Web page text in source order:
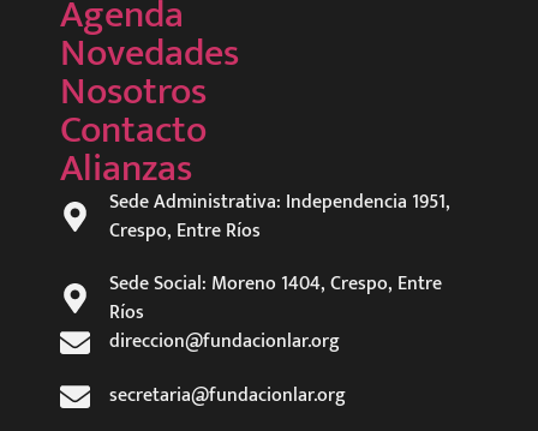
Agenda
Novedades
Nosotros
Contacto
Alianzas
Sede Administrativa: Independencia 1951,
Crespo, Entre Ríos
Sede Social: Moreno 1404, Crespo, Entre
Ríos
direccion@fundacionlar.org
secretaria@fundacionlar.org